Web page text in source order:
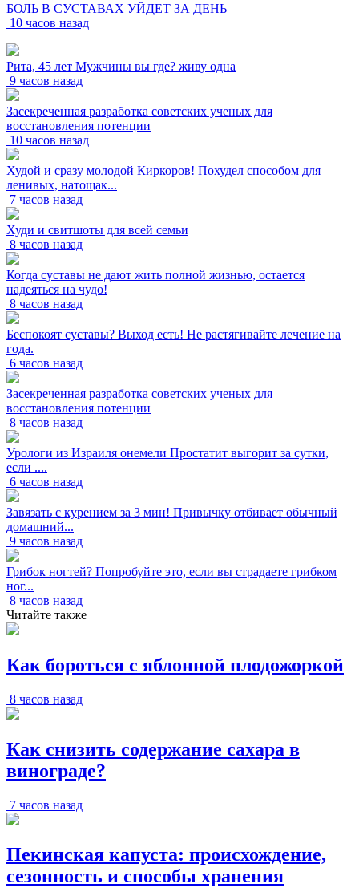
БОЛЬ В СУСТАВАХ УЙДЕТ ЗА ДЕНЬ
10 часов назад
Рита, 45 лет Мужчины вы где? живу одна
9 часов назад
Засекреченная разработка советских ученых для
восстановления потенции
10 часов назад
Худой и сразу молодой Киркоров! Похудел способом для
ленивых, натощак...
7 часов назад
Худи и свитшоты для всей семьи
8 часов назад
Когда суставы не дают жить полной жизнью, остается
надеяться на чудо!
8 часов назад
Беспокоят суставы? Выход есть! Не растягивайте лечение на
года.
6 часов назад
Засекреченная разработка советских ученых для
восстановления потенции
8 часов назад
Урологи из Израиля онемели Простатит выгорит за сутки,
если ....
6 часов назад
Завязать с курением за 3 мин! Привычку отбивает обычный
домашний...
9 часов назад
Грибок ногтей? Попробуйте это, если вы страдаете грибком
ног...
8 часов назад
Читайте также
Как бороться с яблонной плодожоркой
8 часов назад
Как снизить содержание сахара в
винограде?
7 часов назад
Пекинская капуста: происхождение,
сезонность и способы хранения